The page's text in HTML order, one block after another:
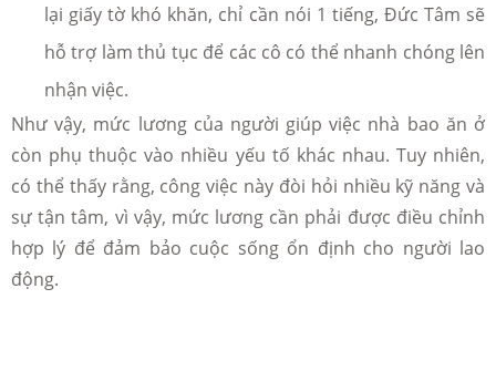
lại giấy tờ khó khăn, chỉ cần nói 1 tiếng, Đức Tâm sẽ
hỗ trợ làm thủ tục để các cô có thể nhanh chóng lên
nhận việc.
Như vậy, mức lương của người giúp việc nhà bao ăn ở
còn phụ thuộc vào nhiều yếu tố khác nhau. Tuy nhiên,
có thể thấy rằng, công việc này đòi hỏi nhiều kỹ năng và
sự tận tâm, vì vậy, mức lương cần phải được điều chỉnh
hợp lý để đảm bảo cuộc sống ổn định cho người lao
động.